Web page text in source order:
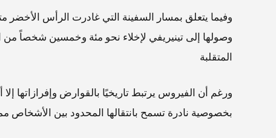
وفيما يتعلق بمسار السفينة التي غادرت الرأس الأخضر
وصولها إلى تينيريفي لإخلاء نحو مئة وخمسين شخصاً
المتقلبة
ورغم أن الفيروس يرتبط تاريخيًا بالقوارض وإفرازاتها
بخصوصية نادرة تسمح بانتقالها المحدود بين